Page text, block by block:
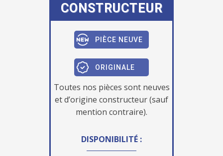
CONSTRUCTEUR
PIÈCE NEUVE
ORIGINALE
Toutes nos pièces sont neuves
et d’origine constructeur (sauf
mention contraire).
DISPONIBILITÉ :